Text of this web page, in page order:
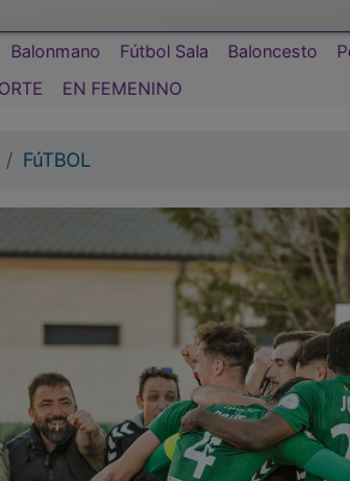
Balonmano Fútbol Sala Baloncesto
EN FEMENINO
FúTBOL